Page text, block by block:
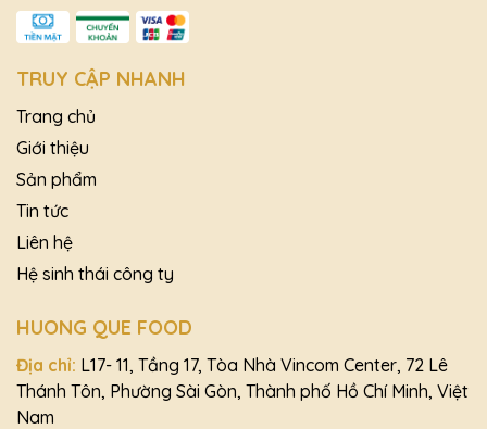
TRUY CẬP NHANH
Trang chủ
Giới thiệu
Sản phẩm
Tin tức
Liên hệ
Hệ sinh thái công ty
HUONG QUE FOOD
Địa chỉ: L17- 11, Tầng 17, Tòa Nhà Vincom Center, 72 Lê
Thánh Tôn, Phường Sài Gòn, Thành phố Hồ Chí Minh, Việt
Nam